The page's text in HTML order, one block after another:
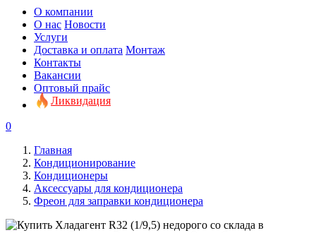
О компании
О нас Новости
Услуги
Доставка и оплата Монтаж
Контакты
Вакансии
Оптовый прайс
Ликвидация
0
Главная
Кондиционирование
Кондиционеры
Аксессуары для кондиционера
Фреон для заправки кондиционера